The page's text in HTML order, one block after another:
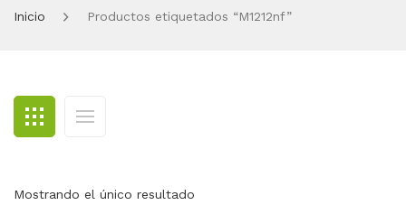
BLOG
CONTACTO
Inicio Productos etiquetados “M1212nf”
Mostrando el único resultado